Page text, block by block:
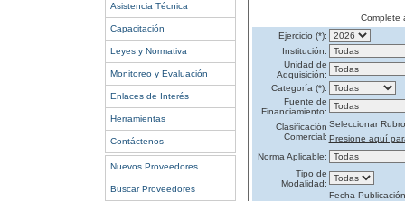
Asistencia Técnica
Capacitación
Leyes y Normativa
Monitoreo y Evaluación
Enlaces de Interés
Herramientas
Contáctenos
Nuevos Proveedores
Buscar Proveedores
Complete
Ejercicio (*):
Institución:
Unidad de
Adquisición:
Categoría (*):
Fuente de
Financiamiento:
Clasificación
Comercial:
Seleccionar Rubro
Presione aquí
Norma Aplicable:
Tipo de
Modalidad:
Fecha Publicación